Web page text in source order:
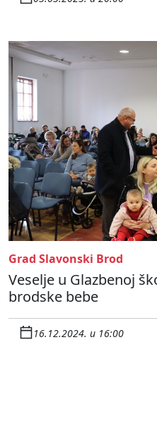
Grad Slavonski Brod
Veselje u Glazbenoj
brodske bebe
16.12.2024. u 16:00